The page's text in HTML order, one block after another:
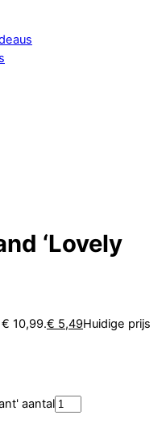
‘Lovely
10,99.€ 5,49Huidige prijs
aantal